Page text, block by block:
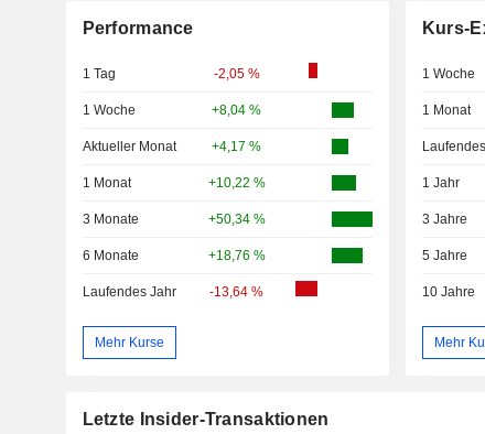
Performance
1 Tag -2,05 %
1 Woche +8,04 %
Aktueller Monat +4,17 %
1 Monat +10,22 %
3 Monate +50,34 %
6 Monate +18,76 %
Laufendes Jahr -13,64 %
Mehr Kurse
Kurs-
1 Woche
1 Monat
1 Jahr
3 Jahre
5 Jahre
10 Jahre
Mehr
Letzte Insider-Transaktionen